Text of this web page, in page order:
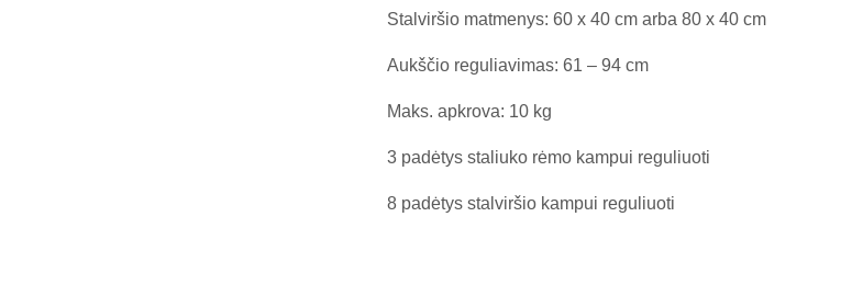
Stalviršio matmenys: 60 x 40 cm arba 80 x 40 cm
Aukščio reguliavimas: 61 – 94 cm
Maks. apkrova: 10 kg
3 padėtys staliuko rėmo kampui reguliuoti
8 padėtys stalviršio kampui reguliuoti